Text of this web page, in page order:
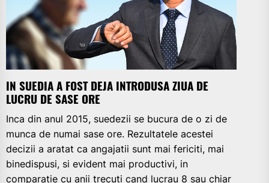
IN SUEDIA A FOST DEJA INTRODUSA ZIUA DE
LUCRU DE SASE ORE
Inca din anul 2015, suedezii se bucura de o zi de
munca de numai sase ore. Rezultatele acestei
decizii a aratat ca angajatii sunt mai fericiti, mai
binedispusi, si evident mai productivi, in
comparatie cu anii trecuti cand lucrau 8 sau chiar